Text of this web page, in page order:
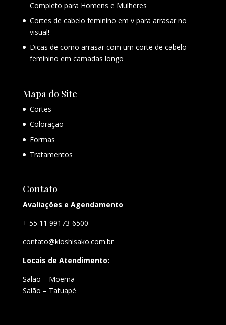
Completo para Homens e Mulheres
Cortes de cabelo feminino em v para arrasar no
visual!
Dicas de como arrasar com um corte de cabelo
feminino em camadas longo
Mapa do Site
Cortes
Coloração
Formas
Tratamentos
Contato
Avaliações e Agendamento
+ 55 11 99173-6500
contato@kioshisako.com.br
Locais de Atendimento:
Salão – Moema
Salão – Tatuapé